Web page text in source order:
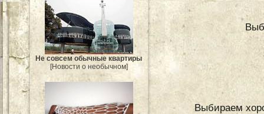
Не совсем обычные квартиры
[Новости о необычном]
Выбираем